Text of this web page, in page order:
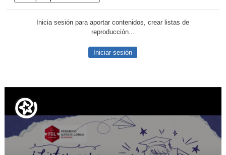
Inicia sesión para aportar contenidos, crear listas de
reproducción...
Iniciar sesión